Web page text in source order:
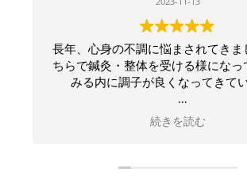
長年、心身の不調に悩まされてきま
ちらで鍼灸・整体を受ける様になっ
みる内に調子が良くなってきてい
先生は、どんな質問も丁寧に分かり
して下さるので、常に安心感があ
毎回施術しながら、身体がどんな状
続きを読む